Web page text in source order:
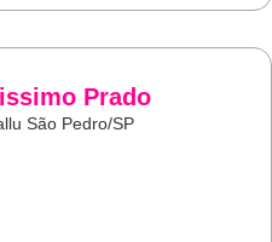
Prado
São Pedro/SP